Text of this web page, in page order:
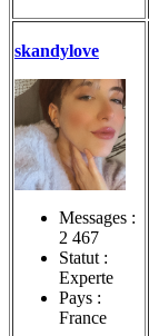
skandylove
Messages :
2 467
Statut :
Experte
Pays :
France